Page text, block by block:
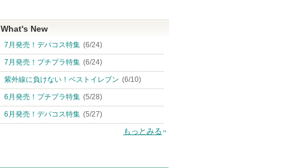
What's New
7月発売！デパコス特集 (6/24)
7月発売！プチプラ特集 (6/24)
紫外線に負けない！ベストイレブン (6/10)
6月発売！プチプラ特集 (5/28)
6月発売！デパコス特集 (5/27)
もっとみる